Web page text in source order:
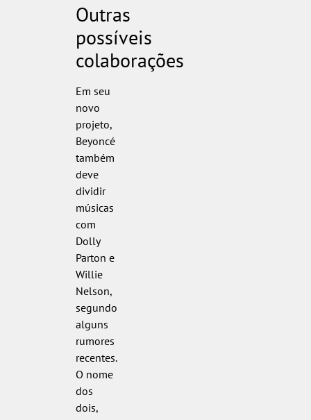
Outras
possíveis
colaborações
Em seu
novo
projeto,
Beyoncé
também
deve
dividir
músicas
com
Dolly
Parton e
Willie
Nelson,
segundo
alguns
rumores
recentes.
O nome
dos
dois,